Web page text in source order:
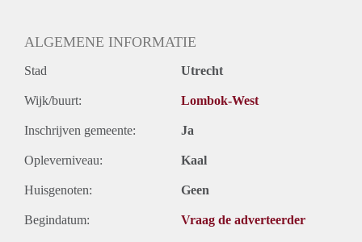
ALGEMENE INFORMATIE
Stad Utrecht
Wijk/buurt: Lombok-West
Inschrijven gemeente: Ja
Opleverniveau: Kaal
Huisgenoten: Geen
Begindatum: Vraag de adverteerder